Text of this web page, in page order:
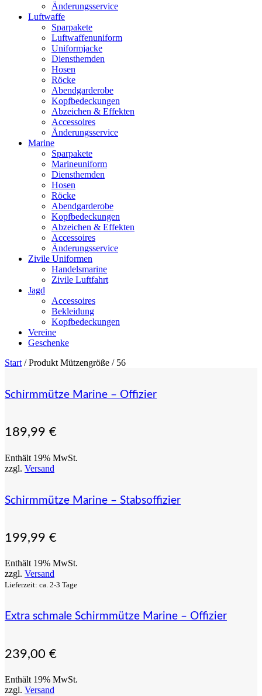
Änderungsservice
Luftwaffe
Sparpakete
Luftwaffenuniform
Uniformjacke
Diensthemden
Hosen
Röcke
Abendgarderobe
Kopfbedeckungen
Abzeichen & Effekten
Accessoires
Änderungsservice
Marine
Sparpakete
Marineuniform
Diensthemden
Hosen
Röcke
Abendgarderobe
Kopfbedeckungen
Abzeichen & Effekten
Accessoires
Änderungsservice
Zivile Uniformen
Handelsmarine
Zivile Luftfahrt
Jagd
Accessoires
Bekleidung
Kopfbedeckungen
Vereine
Geschenke
Start / Produkt Mützengröße / 56
Schirmmütze Marine – Offizier
189,99 €
Enthält 19% MwSt.
zzgl. Versand
Schirmmütze Marine – Stabsoffizier
199,99 €
Enthält 19% MwSt.
zzgl. Versand
Lieferzeit: ca. 2-3 Tage
Extra schmale Schirmmütze Marine – Offizier
239,00 €
Enthält 19% MwSt.
zzgl. Versand